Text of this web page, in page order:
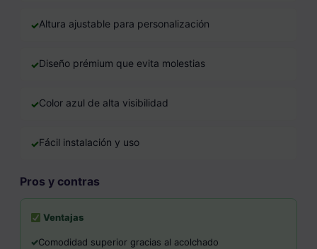
Altura ajustable para personalización
Diseño prémium que evita molestias
Color azul de alta visibilidad
Fácil instalación y uso
Pros y contras
Ventajas
Comodidad superior gracias al acolchado